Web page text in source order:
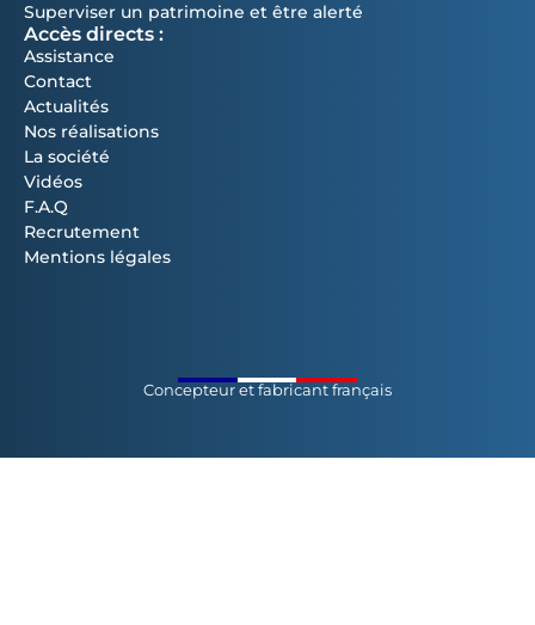
Superviser un patrimoine et être alerté
Accès directs :
Assistance
Contact
Actualités
Nos réalisations
La société
Vidéos
F.A.Q
Recrutement
Mentions légales
Concepteur et fabricant français